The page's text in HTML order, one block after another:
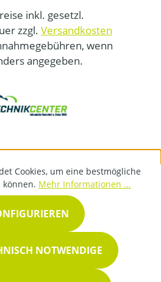
inkl. gesetzl.
zzgl. Versandkosten
wenn
angegeben.
Cookies, um eine bestmögliche
Mehr Informationen ...
NOTWENDIGE